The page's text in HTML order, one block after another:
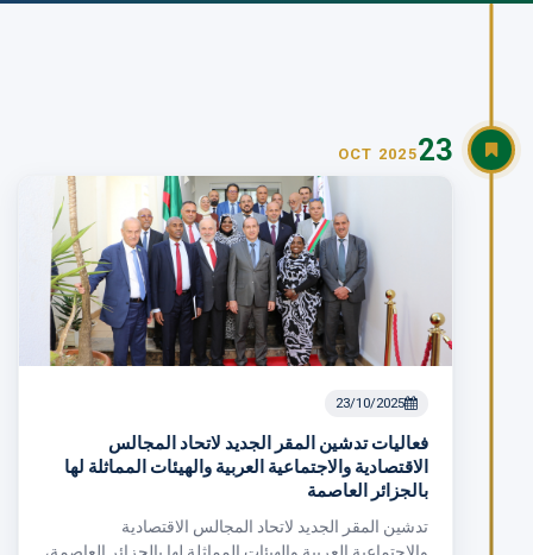
23
OCT 2025
23/10/2025
فعاليات تدشين المقر الجديد لاتحاد المجالس
الاقتصادية والاجتماعية العربية والهيئات المماثلة لها
بالجزائر العاصمة
تدشين المقر الجديد لاتحاد المجالس الاقتصادية